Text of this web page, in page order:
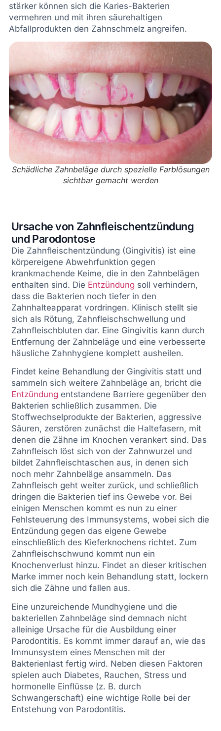
stärker können sich die Karies-Bakterien
vermehren und mit ihren säurehaltigen
Abfallprodukten den Zahnschmelz angreifen.
Schädliche Zahnbeläge durch spezielle Farblösungen
sichtbar gemacht werden
Ursache von Zahnfleischentzündung
und Parodontose
Die Zahnfleischentzündung (Gingivitis) ist eine
körpereigene Abwehrfunktion gegen
krankmachende Keime, die in den Zahnbelägen
enthalten sind. Die Entzündung soll verhindern,
dass die Bakterien noch tiefer in den
Zahnhalteapparat vordringen. Klinisch stellt sie
sich als Rötung, Zahnfleischschwellung und
Zahnfleischbluten dar. Eine Gingivitis kann durch
Entfernung der Zahnbeläge und eine verbesserte
häusliche Zahnhygiene komplett ausheilen.
Findet keine Behandlung der Gingivitis statt und
sammeln sich weitere Zahnbeläge an, bricht die
Entzündung entstandene Barriere gegenüber den
Bakterien schließlich zusammen. Die
Stoffwechselprodukte der Bakterien, aggressive
Säuren, zerstören zunächst die Haltefasern, mit
denen die Zähne im Knochen verankert sind. Das
Zahnfleisch löst sich von der Zahnwurzel und
bildet Zahnfleischtaschen aus, in denen sich
noch mehr Zahnbeläge ansammeln. Das
Zahnfleisch geht weiter zurück, und schließlich
dringen die Bakterien tief ins Gewebe vor. Bei
einigen Menschen kommt es nun zu einer
Fehlsteuerung des Immunsystems, wobei sich die
Entzündung gegen das eigene Gewebe
einschließlich des Kieferknochens richtet. Zum
Zahnfleischschwund kommt nun ein
Knochenverlust hinzu. Findet an dieser kritischen
Marke immer noch kein Behandlung statt, lockern
sich die Zähne und fallen aus.
Eine unzureichende Mundhygiene und die
bakteriellen Zahnbeläge sind demnach nicht
alleinige Ursache für die Ausbildung einer
Parodontitis. Es kommt immer darauf an, wie das
Immunsystem eines Menschen mit der
Bakterienlast fertig wird. Neben diesen Faktoren
spielen auch Diabetes, Rauchen, Stress und
hormonelle Einflüsse (z. B. durch
Schwangerschaft) eine wichtige Rolle bei der
Entstehung von Parodontitis.